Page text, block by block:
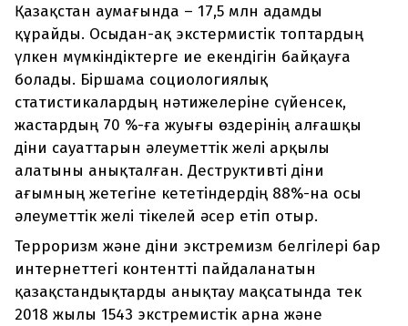
Қазақстан аумағында – 17,5 млн адамды
құрайды. Осыдан-ақ экстермистік топтардың
үлкен мүмкіндіктерге ие екендігін байқауға
болады. Біршама социологиялық
статистикалардың нәтижелеріне сүйенсек,
жастардың 70 %-ға жуығы өздерінің алғашқы
діни сауаттарын әлеуметтік желі арқылы
алатыны анықталған. Деструктивті діни
ағымның жетегіне кететіндердің 88%-на осы
әлеуметтік желі тікелей әсер етіп отыр.
Терроризм және діни экстремизм белгілері бар
интернеттегі контентті пайдаланатын
қазақстандықтарды анықтау мақсатында тек
2018 жылы 1543 экстремистік арна және